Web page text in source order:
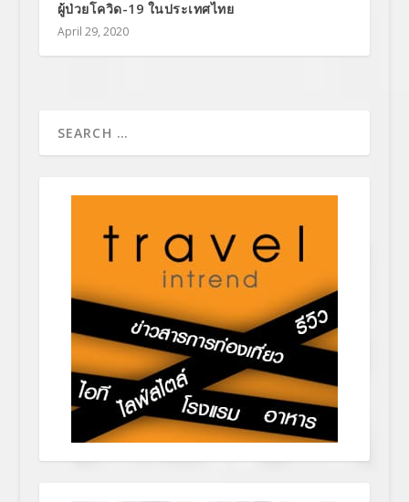
ผู้ป่วยโควิด-19 ในประเทศไทย
April 29, 2020